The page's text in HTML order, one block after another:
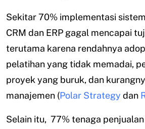
Sekitar 70% implementasi
CRM dan ERP gagal mencapai
terutama karena rendahnya
pelatihan yang tidak memadai,
proyek yang buruk, dan
manajemen (Polar Strategy dan
Selain itu, 77% tenaga